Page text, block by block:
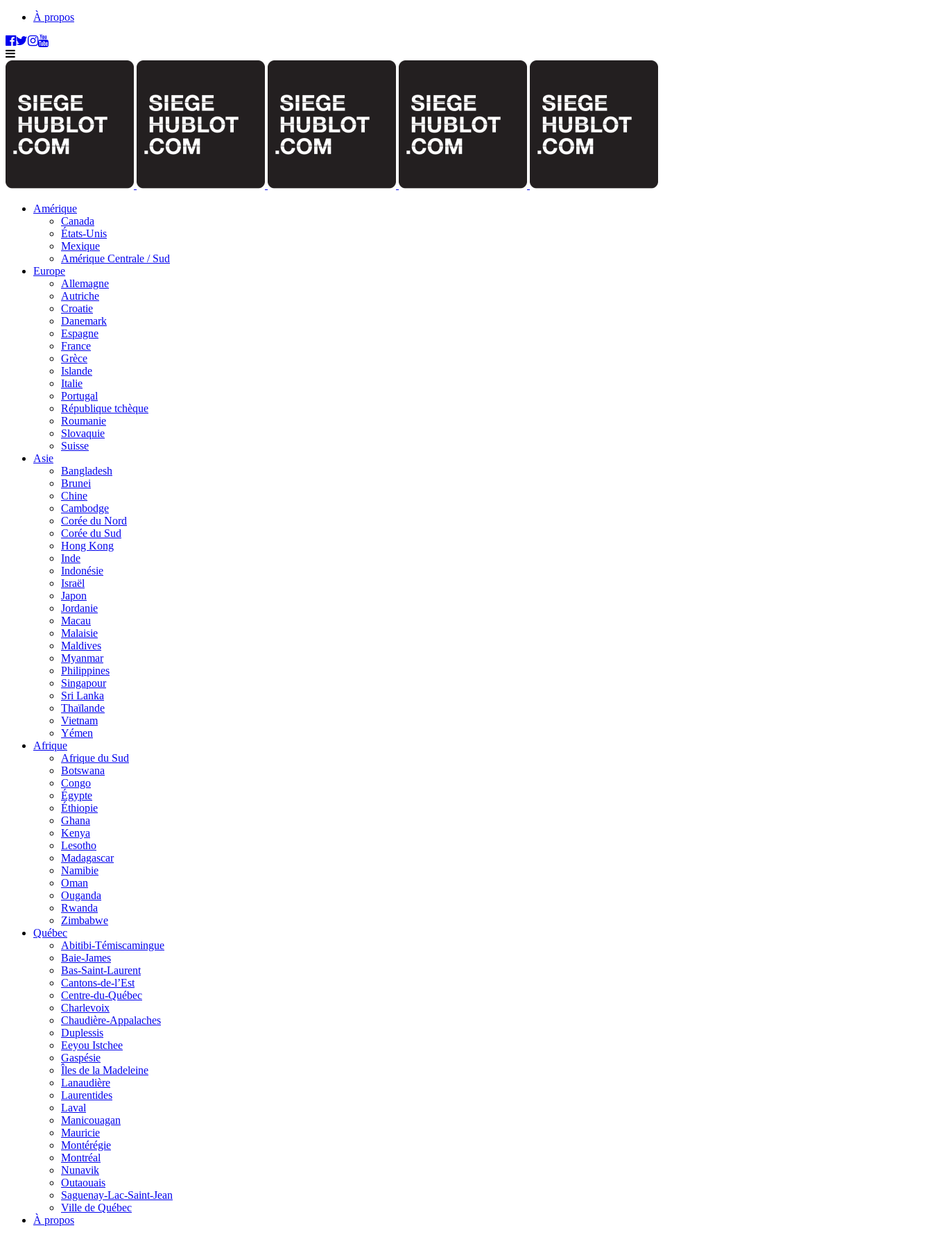
À propos
Amérique
Canada
États-Unis
Mexique
Amérique Centrale / Sud
Europe
Allemagne
Autriche
Croatie
Danemark
Espagne
France
Grèce
Islande
Italie
Portugal
République tchèque
Roumanie
Slovaquie
Suisse
Asie
Bangladesh
Brunei
Chine
Cambodge
Corée du Nord
Corée du Sud
Hong Kong
Inde
Indonésie
Israël
Japon
Jordanie
Macau
Malaisie
Maldives
Myanmar
Philippines
Singapour
Sri Lanka
Thaïlande
Vietnam
Yémen
Afrique
Afrique du Sud
Botswana
Congo
Égypte
Éthiopie
Ghana
Kenya
Lesotho
Madagascar
Namibie
Oman
Ouganda
Rwanda
Zimbabwe
Québec
Abitibi-Témiscamingue
Baie-James
Bas-Saint-Laurent
Cantons-de-l’Est
Centre-du-Québec
Charlevoix
Chaudière-Appalaches
Duplessis
Eeyou Istchee
Gaspésie
Îles de la Madeleine
Lanaudière
Laurentides
Laval
Manicouagan
Mauricie
Montérégie
Montréal
Nunavik
Outaouais
Saguenay-Lac-Saint-Jean
Ville de Québec
À propos